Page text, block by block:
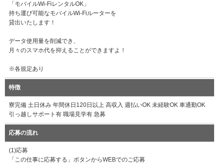
「モバイルWi-FiレンタルOK」
持ち運び可能なモバイルWi-Fiルーターを
貸出いたします！
データ使用量を削減でき、
月々のスマホ代を抑えることができますよ！
※各規定あり
特徴
寮完備 土日休み 年間休日120日以上 高収入 週払いOK 未経験OK 車通勤OK
引っ越しサポート有 職場見学有 急募
応募の流れ
(1)応募
「この仕事に応募する」ボタンからWEBでのご応募